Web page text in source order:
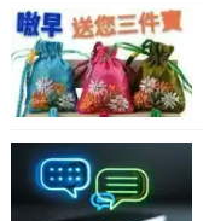
真正的顺丰、
会发陌生链接让你
APP也会推送通
信。